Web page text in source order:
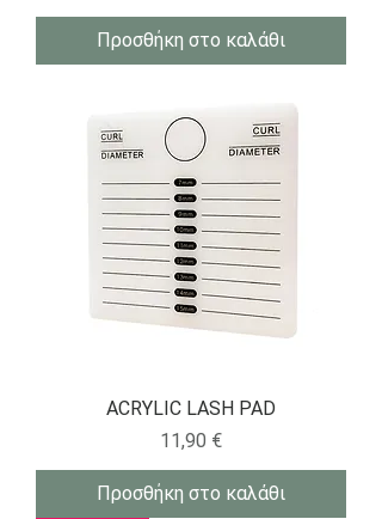
Προσθήκη στο καλάθι
ACRYLIC LASH PAD
Τιμή
11,90 €
Προσθήκη στο καλάθι